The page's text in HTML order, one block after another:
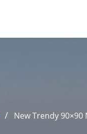
New Trendy 90×90